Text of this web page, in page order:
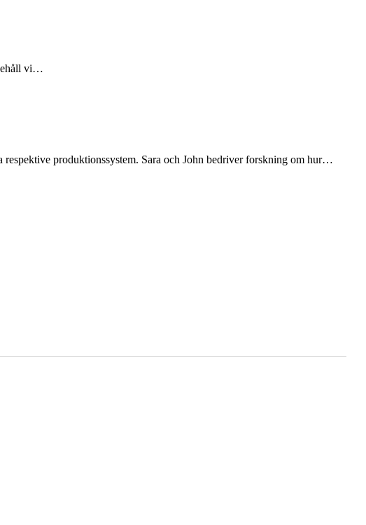
vi…
produktionssystem. Sara och John bedriver forskning om hur…